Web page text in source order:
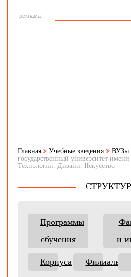
реклама
Главная Учебные зведения ВУЗы
государственный университет
Технологии. Дизайн. Искусство
Программы
обучения
и
Корпуса Филиалы